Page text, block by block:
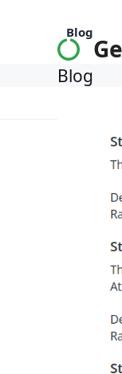
Blog
Blog